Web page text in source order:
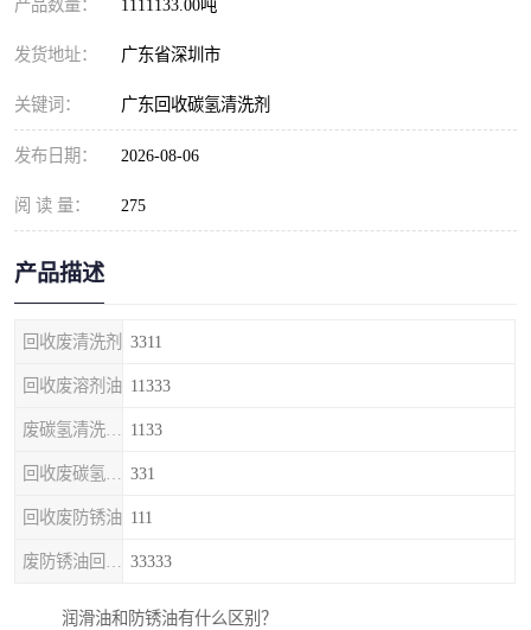
产品数量： 1111133.00吨
发货地址： 广东省深圳市
关键词： 广东回收碳氢清洗剂
发布日期： 2026-08-06
阅 读 量： 275
产品描述
回收废清洗剂 3311
回收废溶剂油 11333
1133
331
回收废防锈油 111
33333
润滑油和防锈油有什么区别？